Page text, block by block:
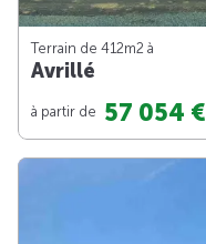
Terrain de 412m2 à
Avrillé
à partir de 57 054 €